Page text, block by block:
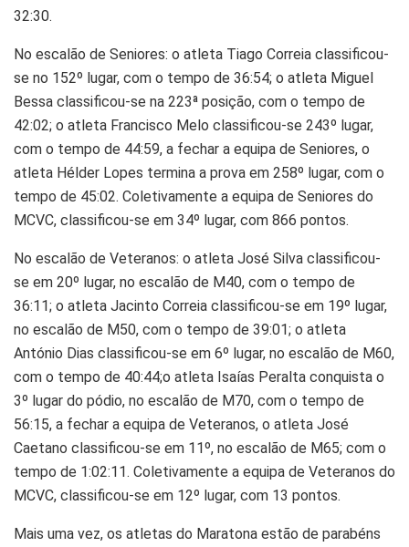
32:30.
No escalão de Seniores: o atleta Tiago Correia classificou-
se no 152º lugar, com o tempo de 36:54; o atleta Miguel
Bessa classificou-se na 223ª posição, com o tempo de
42:02; o atleta Francisco Melo classificou-se 243º lugar,
com o tempo de 44:59, a fechar a equipa de Seniores, o
atleta Hélder Lopes termina a prova em 258º lugar, com o
tempo de 45:02. Coletivamente a equipa de Seniores do
MCVC, classificou-se em 34º lugar, com 866 pontos.
No escalão de Veteranos: o atleta José Silva classificou-
se em 20º lugar, no escalão de M40, com o tempo de
36:11; o atleta Jacinto Correia classificou-se em 19º lugar,
no escalão de M50, com o tempo de 39:01; o atleta
António Dias classificou-se em 6º lugar, no escalão de M60,
com o tempo de 40:44;o atleta Isaías Peralta conquista o
3º lugar do pódio, no escalão de M70, com o tempo de
56:15, a fechar a equipa de Veteranos, o atleta José
Caetano classificou-se em 11º, no escalão de M65; com o
tempo de 1:02:11. Coletivamente a equipa de Veteranos do
MCVC, classificou-se em 12º lugar, com 13 pontos.
Mais uma vez, os atletas do Maratona estão de parabéns